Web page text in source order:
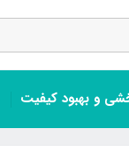
و بهبود کیفیت